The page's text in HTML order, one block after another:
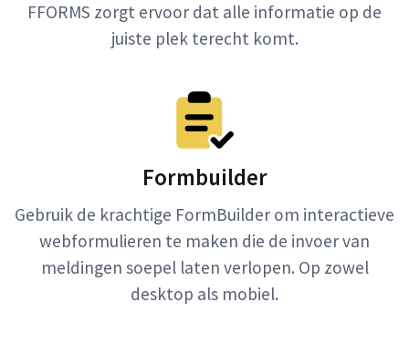
FFORMS zorgt ervoor dat alle informatie op de
juiste plek terecht komt.
Formbuilder
Gebruik de krachtige FormBuilder om interactieve
webformulieren te maken die de invoer van
meldingen soepel laten verlopen. Op zowel
desktop als mobiel.